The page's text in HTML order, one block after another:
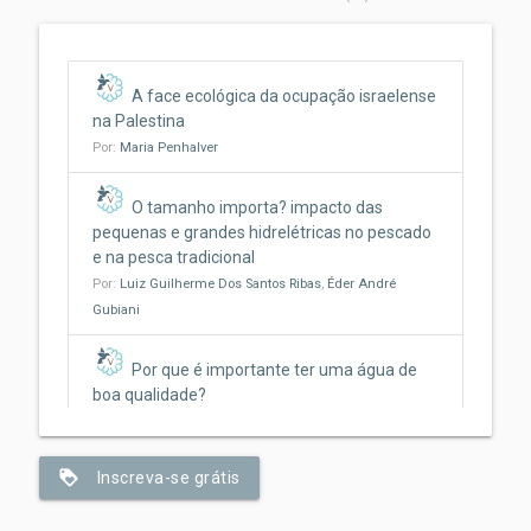
A face ecológica da ocupação israelense
na Palestina
Por: Maria Penhalver
O tamanho importa? impacto das
pequenas e grandes hidrelétricas no pescado
e na pesca tradicional
Por: Luiz Guilherme Dos Santos Ribas, Éder André
Gubiani
Por que é importante ter uma água de
boa qualidade?
Da fogueira ao fogão: como o ato de
loyalty Inscreva-se grátis